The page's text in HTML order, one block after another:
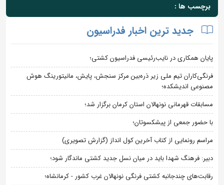
برچسب ها :
جدید ترین اخبار فدراسیون
پایان همکاری در نایب‌رئیسی فدراسیون کشتی؛
فرنگی‌کاران تیم ملی زیر ذره‌بین مرکز سنجش، پایش، مانیتورینگ هوش
مصنوعی اندیشکده؛
مسابقات قهرمانی نونهالان استان کرمان برگزار شد؛
با حضور جمعی از پیشکسوتان؛
مراسم رونمایی از کتاب آخرین کول انداز (گزارش تصویری)
دبیر: فرهنگ شهدا باید در میان نسل جدید کشتی ماندگار شود؛
رقابت‌های چندجانبه کشتی فرنگی نونهالان غرب کشور - کرمانشاه؛